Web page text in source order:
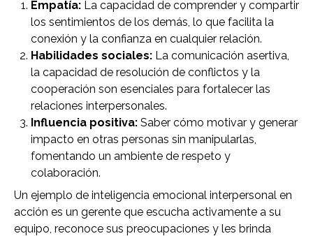
Empatía: La capacidad de comprender y compartir
los sentimientos de los demás, lo que facilita la
conexión y la confianza en cualquier relación.
Habilidades sociales: La comunicación asertiva,
la capacidad de resolución de conflictos y la
cooperación son esenciales para fortalecer las
relaciones interpersonales.
Influencia positiva: Saber cómo motivar y generar
impacto en otras personas sin manipularlas,
fomentando un ambiente de respeto y
colaboración.
Un ejemplo de inteligencia emocional interpersonal en
acción es un gerente que escucha activamente a su
equipo, reconoce sus preocupaciones y les brinda